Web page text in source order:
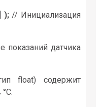
);// Инициализация
показаний датчика
float) содержит